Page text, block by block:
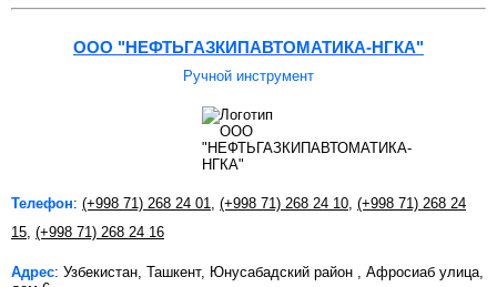
OOO "НЕФТЬГАЗКИПАВТОМАТИКА-НГКА"
Ручной инструмент
Телефон: (+998 71) 268 24 01 (+998 71) 268 24 10 (+998 71) 268 24
15 (+998 71) 268 24 16
Адрес: Узбекистан, Ташкент, Юнусабадский район , Афросиаб улица,